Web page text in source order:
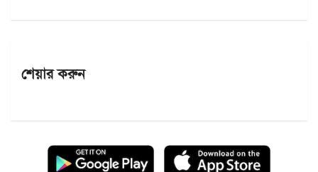
শেয়ার করুন